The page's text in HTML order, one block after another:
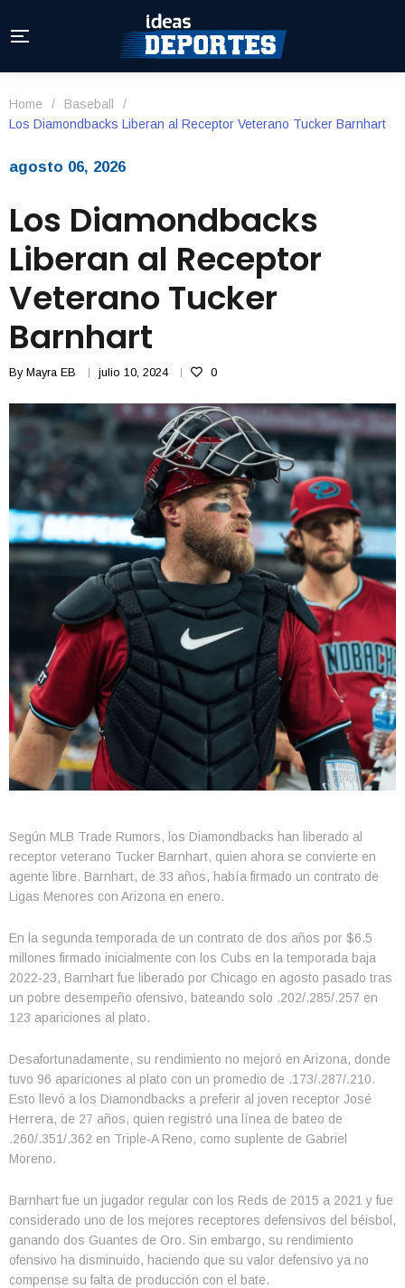
Home / Baseball
/
Los Diamondbacks Liberan al Receptor Veterano Tucker Barnhart
agosto 06, 2026
Los Diamondbacks
Liberan al Receptor
Veterano Tucker
Barnhart
By Mayra EB julio 10, 2024 0
Según MLB Trade Rumors, los Diamondbacks han liberado al
receptor veterano Tucker Barnhart, quien ahora se convierte en
agente libre. Barnhart, de 33 años, había firmado un contrato de
Ligas Menores con Arizona en enero.
En la segunda temporada de un contrato de dos años por $6.5
millones firmado inicialmente con los Cubs en la temporada baja
2022-23, Barnhart fue liberado por Chicago en agosto pasado tras
un pobre desempeño ofensivo, bateando solo .202/.285/.257 en
123 apariciones al plato.
Desafortunadamente, su rendimiento no mejoró en Arizona, donde
tuvo 96 apariciones al plato con un promedio de .173/.287/.210.
Esto llevó a los Diamondbacks a preferir al joven receptor José
Herrera, de 27 años, quien registró una línea de bateo de
.260/.351/.362 en Triple-A Reno, como suplente de Gabriel
Moreno.
Barnhart fue un jugador regular con los Reds de 2015 a 2021 y fue
considerado uno de los mejores receptores defensivos del béisbol,
ganando dos Guantes de Oro. Sin embargo, su rendimiento
ofensivo ha disminuido, haciendo que su valor defensivo ya no
compense su falta de producción con el bate.